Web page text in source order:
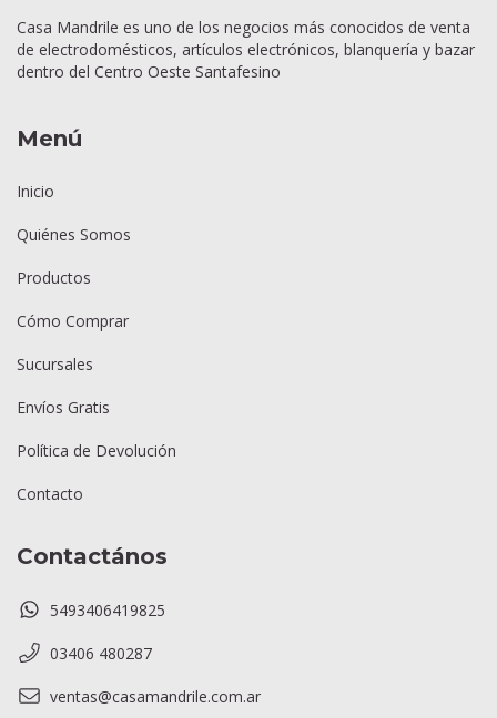
Casa Mandrile es uno de los negocios más conocidos de venta
de electrodomésticos, artículos electrónicos, blanquería y bazar
dentro del Centro Oeste Santafesino
Menú
Inicio
Quiénes Somos
Productos
Cómo Comprar
Sucursales
Envíos Gratis
Política de Devolución
Contacto
Contactános
5493406419825
03406 480287
ventas@casamandrile.com.ar